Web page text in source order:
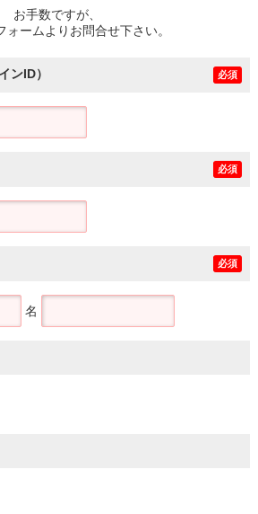
お手数ですが、
ォームよりお問合せ下さい。
ンID） 必須
必須
必須
名